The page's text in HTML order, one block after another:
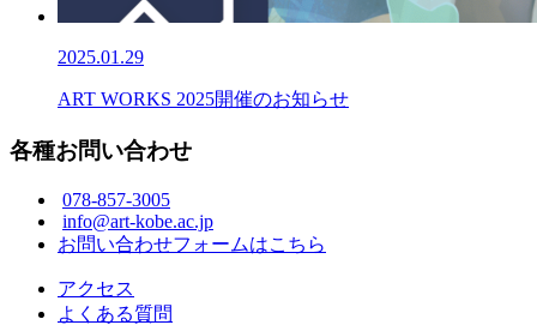
2025.01.29
ART WORKS 2025開催のお知らせ
各種お問い合わせ
078-857-3005
info@art-kobe.ac.jp
お問い合わせフォームはこちら
アクセス
よくある質問